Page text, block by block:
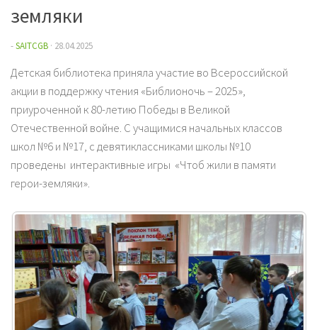
земляки
-SAITCGB · 28.04.2025
Детская библиотека приняла участие во Всероссийской
акции в поддержку чтения «Библионочь – 2025»,
приуроченной к 80-летию Победы в Великой
Отечественной войне. С учащимися начальных классов
школ №6 и №17, с девятиклассниками школы №10
проведены интерактивные игры «Чтоб жили в памяти
герои-земляки».